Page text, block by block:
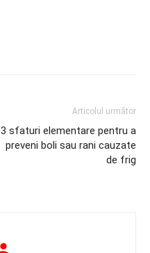
Articolul următor
3 sfaturi elementare pentru a
preveni boli sau rani cauzate
de frig